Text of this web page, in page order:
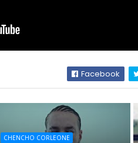
Facebook
CHENCHO CORLEONE